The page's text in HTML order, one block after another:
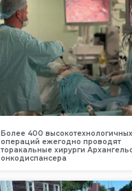
Более 400 высокотехнологичных
операций ежегодно проводят
торакальные хирурги
онкодиспансера